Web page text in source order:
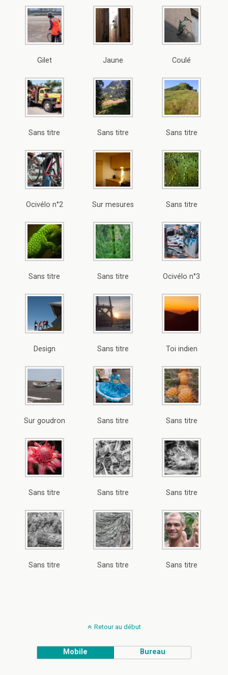
Gilet Jaune Coulé
Sans titre Sans titre Sans titre
Ocivélo n°2 Sur mesures Sans titre
Sans titre Sans titre Ocivélo n°3
Design Sans titre Toi indien
Sur goudron Sans titre Sans titre
Sans titre Sans titre Sans titre
Sans titre Sans titre Sans titre
Retour au début
Mobile Bureau